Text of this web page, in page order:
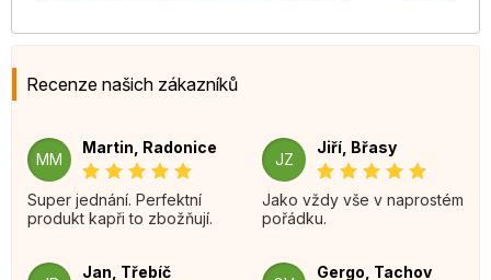
Recenze našich zákazníků
MM
Martin, Radonice
Super jednání. Perfektní
produkt kapři to zbožňují.
JZ
Jiří, Břasy
Jako vždy vše v naprostém
pořádku.
Jan, Třebíč Gergo, Tachov